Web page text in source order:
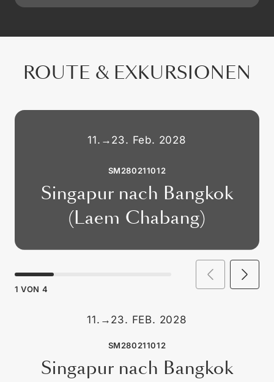
ROUTE & EXKURSIONEN
11. → 23. Feb. 2028
SM280211012
Singapur nach Bangkok
(Laem Chabang)
1 VON 4
11. → 23. FEB. 2028
SM280211012
Singapur nach Bangkok